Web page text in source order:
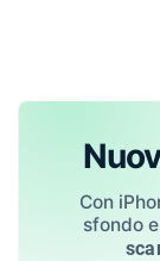
Con
sfondo